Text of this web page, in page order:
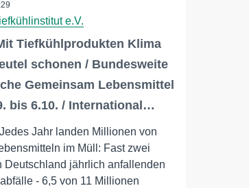
e.V.
Tiefkühlprodukten Klima
schonen / Bundesweite
Gemeinsam Lebensmittel
bis 6.10. / International…
Jahr landen Millionen von
im Müll: Fast zwei
Deutschland jährlich anfallenden
- 6,5 von 11 Millionen